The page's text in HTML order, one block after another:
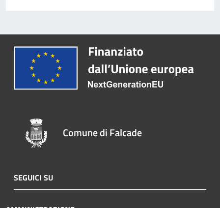
Comune di Falcade
SEGUICI SU